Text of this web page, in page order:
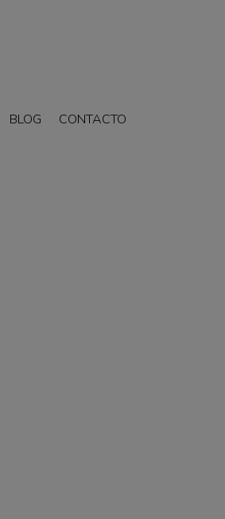
BLOG CONTACTO